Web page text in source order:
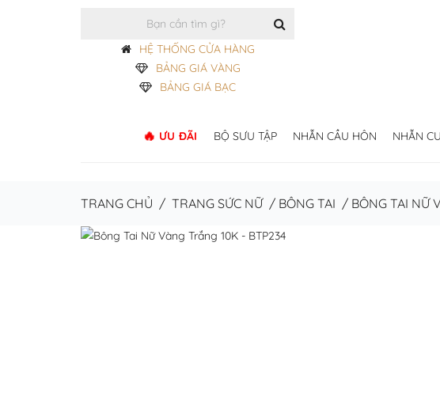
HỆ THỐNG CỬA HÀNG
BẢNG GIÁ VÀNG
BẢNG GIÁ BẠC
ƯU ĐÃI BỘ SƯU TẬP NHẪN CẦU HÔN NHẪN
TRANG CHỦ / TRANG SỨC NỮ/ BÔNG TAI / BÔNG TAI NỮ